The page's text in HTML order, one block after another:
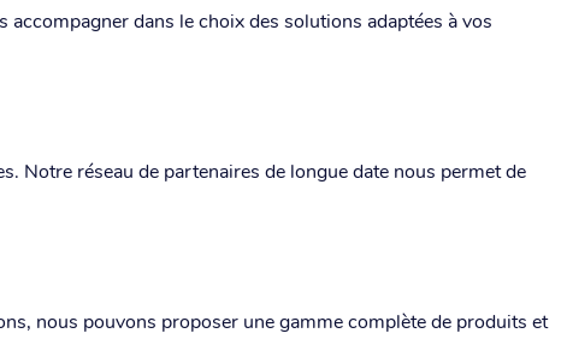
dans le choix des solutions adaptées à vos
Notre réseau de partenaires de longue date nous permet de
nous pouvons proposer une gamme complète de produits et